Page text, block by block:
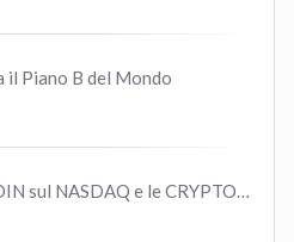
il Piano B del Mondo
COINBASE COIN sul NASDAQ e le CRYPTO volano!